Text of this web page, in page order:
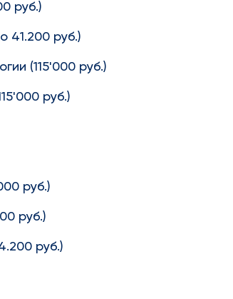
руб.)
41.200 руб.)
(115'000 руб.)
руб.)
руб.)
руб.)
руб.)